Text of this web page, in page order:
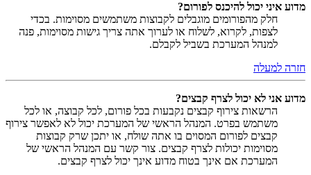
מדוע איני יכול להיכנס לפורום?
חלק מהפורומים מוגבלים לקבוצות משתמשים מסוימות. בכדי
לצפות, לקרוא, לשלוח או לערוך אתה צריך גישות מסוימות, פנה
למנהל המערכת בשביל לקבלם.
חזרה למעלה
מדוע אני לא יכול לצרף קבצים?
הרשאות צירוף קבצים נקבעות בכל פורום, לכל קבוצה, או לכל
משתמש בפרט. המנהל הראשי של המערכת יכול לא לאפשר צירוף
קבצים לפורום המסוים בו אתה שולח, או יתכן שרק קבוצות
מסוימות יכולות לצרף קבצים. צור קשר עם המנהל הראשי של
המערכת אם אינך בטוח מדוע אינך יכול לצרף קבצים.